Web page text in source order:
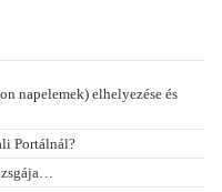
napelemek) elhelyezése és
Portálnál?